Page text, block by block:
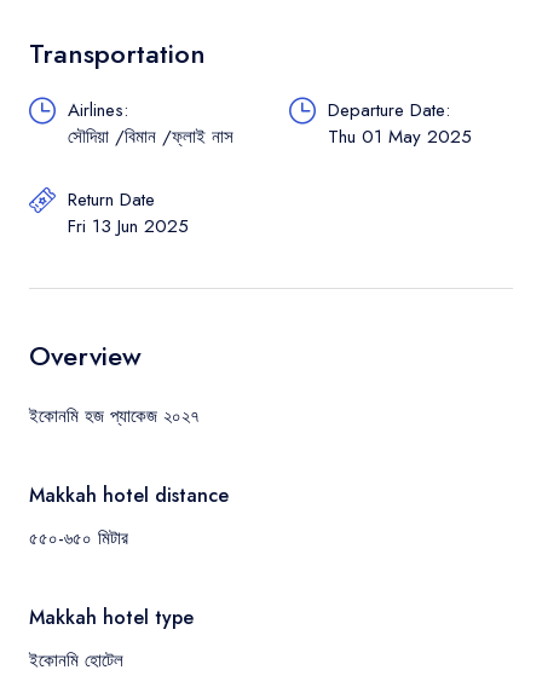
Transportation
Airlines:
সৌদিয়া /বিমান /ফ্লাই নাস
Departure Date:
Thu 01 May 2025
Return Date
Fri 13 Jun 2025
Overview
ইকোনমি হজ প্যাকেজ ২০২৭
Makkah hotel distance
৫৫০-৬৫০ মিটার
Makkah hotel type
ইকোনমি হোটেল